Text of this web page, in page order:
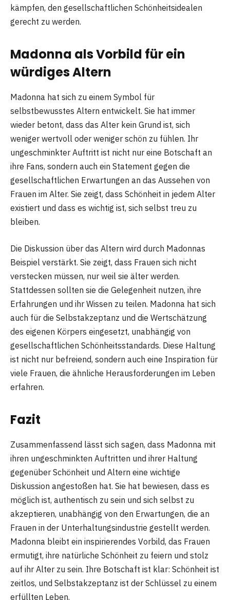
kämpfen, den gesellschaftlichen Schönheitsidealen
gerecht zu werden​.
Madonna als Vorbild für ein
würdiges Altern
Madonna hat sich zu einem Symbol für
selbstbewusstes Altern entwickelt. Sie hat immer
wieder betont, dass das Alter kein Grund ist, sich
weniger wertvoll oder weniger schön zu fühlen. Ihr
ungeschminkter Auftritt ist nicht nur eine Botschaft an
ihre Fans, sondern auch ein Statement gegen die
gesellschaftlichen Erwartungen an das Aussehen von
Frauen im Alter. Sie zeigt, dass Schönheit in jedem Alter
existiert und dass es wichtig ist, sich selbst treu zu
bleiben.
Die Diskussion über das Altern wird durch Madonnas
Beispiel verstärkt. Sie zeigt, dass Frauen sich nicht
verstecken müssen, nur weil sie älter werden.
Stattdessen sollten sie die Gelegenheit nutzen, ihre
Erfahrungen und ihr Wissen zu teilen. Madonna hat sich
auch für die Selbstakzeptanz und die Wertschätzung
des eigenen Körpers eingesetzt, unabhängig von
gesellschaftlichen Schönheitsstandards. Diese Haltung
ist nicht nur befreiend, sondern auch eine Inspiration für
viele Frauen, die ähnliche Herausforderungen im Leben
erfahren​.
Fazit
Zusammenfassend lässt sich sagen, dass Madonna mit
ihren ungeschminkten Auftritten und ihrer Haltung
gegenüber Schönheit und Altern eine wichtige
Diskussion angestoßen hat. Sie hat bewiesen, dass es
möglich ist, authentisch zu sein und sich selbst zu
akzeptieren, unabhängig von den Erwartungen, die an
Frauen in der Unterhaltungsindustrie gestellt werden.
Madonna bleibt ein inspirierendes Vorbild, das Frauen
ermutigt, ihre natürliche Schönheit zu feiern und stolz
auf ihr Alter zu sein. Ihre Botschaft ist klar: Schönheit ist
zeitlos, und Selbstakzeptanz ist der Schlüssel zu einem
erfüllten Leben.